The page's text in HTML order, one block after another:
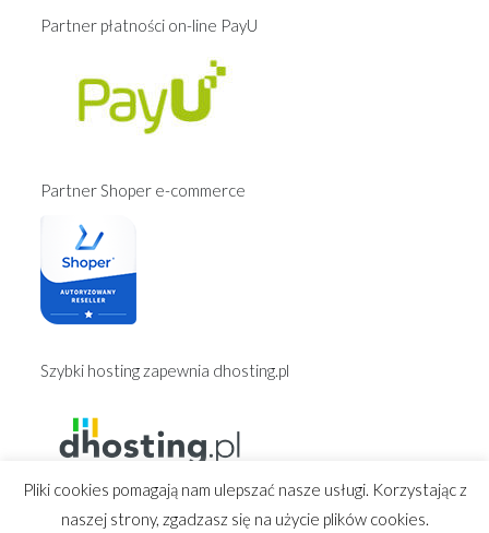
Partner płatności on-line PayU
Partner Shoper e-commerce
Szybki hosting zapewnia dhosting.pl
Pliki cookies pomagają nam ulepszać nasze usługi. Korzystając z
naszej strony, zgadzasz się na użycie plików cookies.